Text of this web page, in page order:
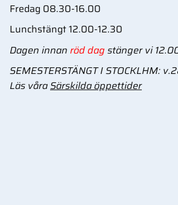
Fredag 08.30-16.00
Lunchstängt 12.00-12.30
Dagen innan röd dag stänger vi
SEMESTERSTÄNGT I STOCKLHM:
Läs våraSärskilda öppettider